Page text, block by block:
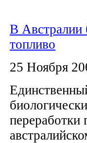
В Австралии
топливо
25 Ноября
переработки